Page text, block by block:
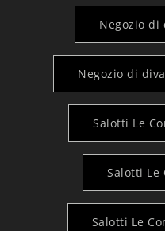
Negozio di
Negozio di
Salotti Le
Salotti Le
Salotti Le